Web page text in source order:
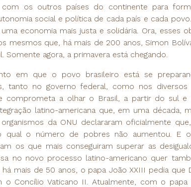
com os outros países do continente para
social e política de cada país e cada
uma economia mais justa e solidária. Ora, esses
mesmos que, há mais de 200 anos, Simon
Somente agora, a primavera está chegando.
em que o povo brasileiro está se
tanto no governo federal, como nos
comprometa a olhar o Brasil, a partir do sul
latino-americana que, em uma década,
da ONU declararam oficialmente
qual o número de pobres não aumentou. E
os que mais conseguiram superar as
no novo processo latino-americano quer
há mais de 50 anos, o papa João XXIII pedia que
o Concílio Vaticano II. Atualmente, com o